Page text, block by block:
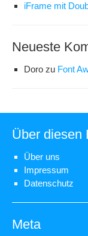
iFrame mit
Neueste
Doro zu Font
Über diesen
Über uns
Impressum
Datenschutz
Meta